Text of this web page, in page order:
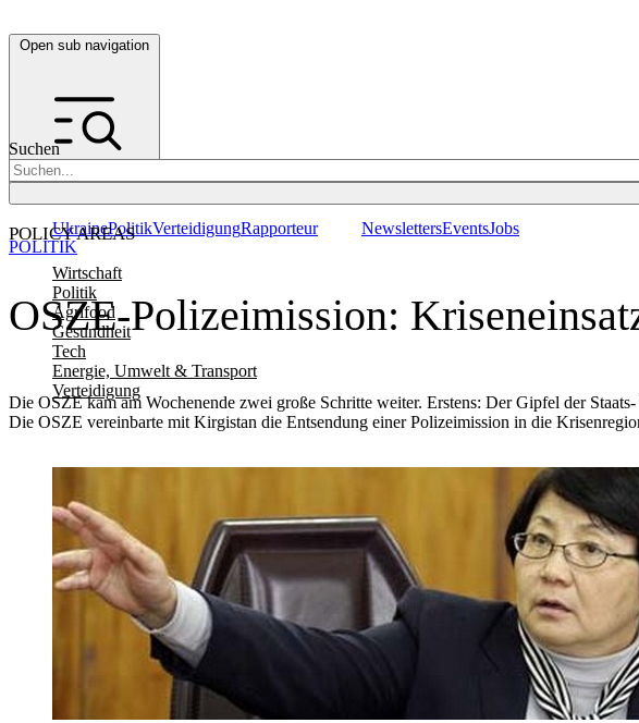
Open sub navigation
Suchen
POLICY AREAS
Wirtschaft
Politik
Agrifood
Gesundheit
Tech
Energie, Umwelt & Transport
Verteidigung
UkrainePolitikVerteidigungRapporteur NewslettersEventsJobs
OSZE-Polizeimission:
Die OSZE kam am Wochenende zwei große Schritte weiter. Erstens: Der Gipfel der
Die OSZE vereinbarte mit Kirgistan die Entsendung einer Polizeimission in die
POLITIK